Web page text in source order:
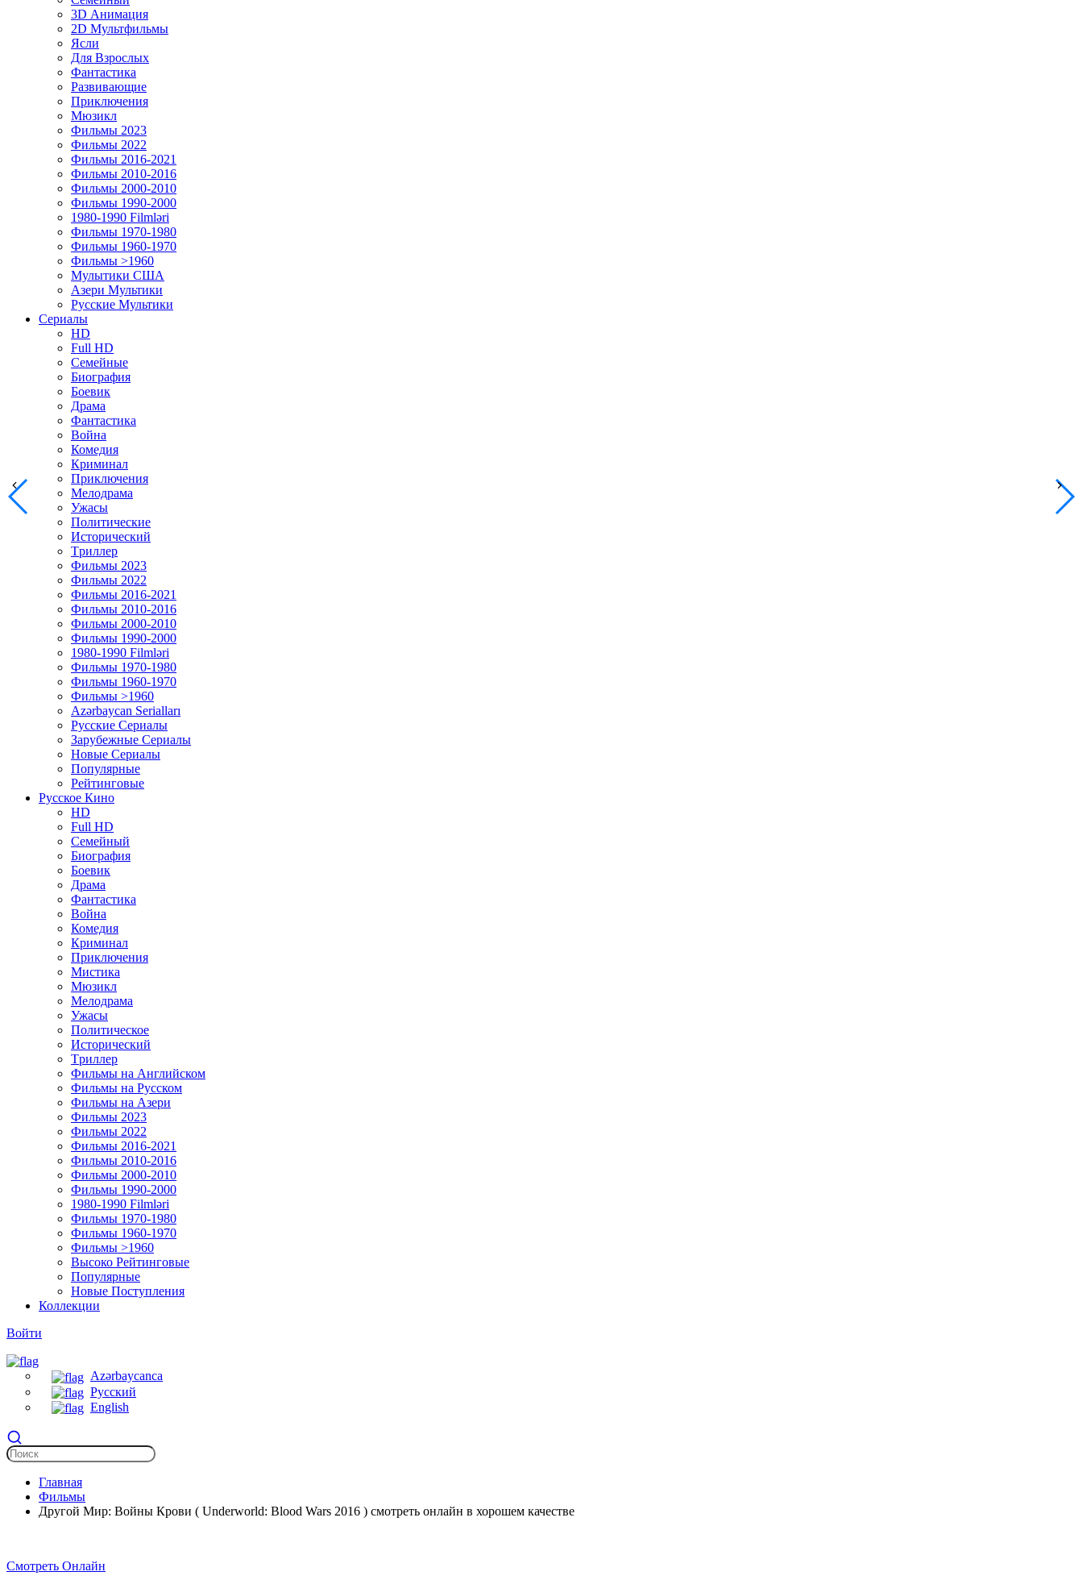
3D Анимация
2D Мультфильмы
Ясли
Для Взрослых
Фантастика
Развивающие
Приключения
Мюзикл
Фильмы 2023
Фильмы 2022
Фильмы 2016-2021
Фильмы 2010-2016
Фильмы 2000-2010
Фильмы 1990-2000
1980-1990 Filmləri
Фильмы 1970-1980
Фильмы 1960-1970
Фильмы >1960
Мулытики США
Азери Мультики
Русские Мультики
Сериалы
HD
Full HD
Семейные
Биография
Боевик
Драма
Фантастика
Война
Комедия
Криминал
Приключения
Мелодрама
Ужасы
Политические
Исторический
Tриллер
Фильмы 2023
Фильмы 2022
Фильмы 2016-2021
Фильмы 2010-2016
Фильмы 2000-2010
Фильмы 1990-2000
1980-1990 Filmləri
Фильмы 1970-1980
Фильмы 1960-1970
Фильмы >1960
Azərbaycan Serialları
Русские Сериалы
Зарубежные Сериалы
Новые Сериалы
Популярные
Рейтинговые
Русское Кино
HD
Full HD
Семейный
Биография
Боевик
Драма
Фантастика
Война
Комедия
Криминал
Приключения
Мистика
Мюзикл
Мелодрама
Ужасы
Политическое
Исторический
Tриллер
Фильмы на Английском
Фильмы на Русском
Фильмы на Азери
Фильмы 2023
Фильмы 2022
Фильмы 2016-2021
Фильмы 2010-2016
Фильмы 2000-2010
Фильмы 1990-2000
1980-1990 Filmləri
Фильмы 1970-1980
Фильмы 1960-1970
Фильмы >1960
Высоко Рейтинговые
Популярные
Новые Поступления
Коллекции
Войти
Azərbaycanca
Русский
English
Главная
Фильмы
Другой Мир: Войны Крови ( Underworld: Blood Wars 2016 ) смотреть онлайн в хорошем качестве
Смотреть Онлайн